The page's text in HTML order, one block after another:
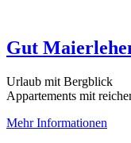
Gut
Urlaub mit Bergblick
Appartements mit
Mehr Informationen